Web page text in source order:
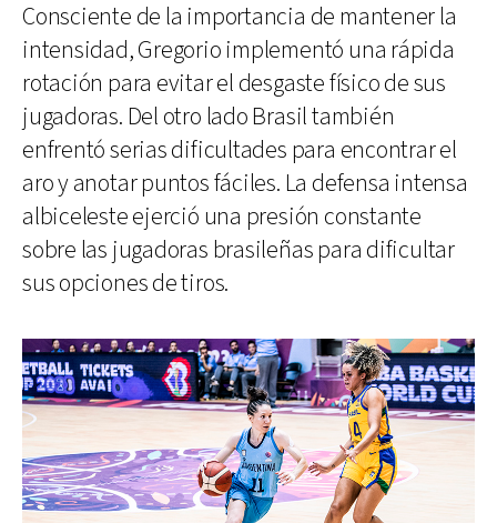
Consciente de la importancia de mantener la
intensidad, Gregorio implementó una rápida
rotación para evitar el desgaste físico de sus
jugadoras. Del otro lado Brasil también
enfrentó serias dificultades para encontrar el
aro y anotar puntos fáciles. La defensa intensa
albiceleste ejerció una presión constante
sobre las jugadoras brasileñas para dificultar
sus opciones de tiros.